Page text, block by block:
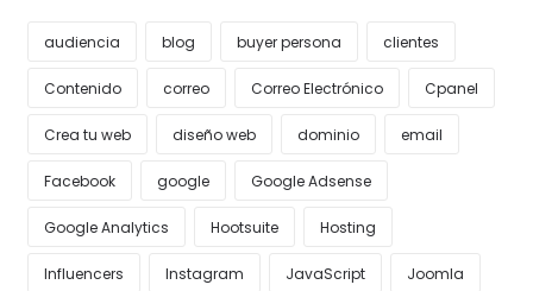
audiencia blog buyer persona clientes
Contenido correo Correo Electrónico Cpanel
Crea tu web diseño web dominio email
Facebook google Google Adsense
Google Analytics Hootsuite Hosting
Influencers Instagram JavaScript Joomla